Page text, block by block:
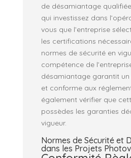
de désamiantage
qui investissez dans
vous que l’entreprise
les certifications
normes de sécurité en
compétence de
désamiantage garantit un
et conforme aux
également vérifier que
possèdes les garanties
vigueur.
Normes de Sécurité et
dans les Projets